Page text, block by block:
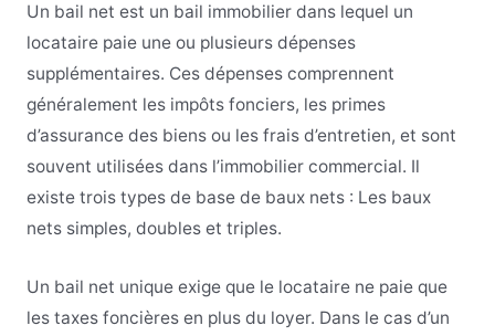
Un bail net est un bail immobilier dans lequel un
locataire paie une ou plusieurs dépenses
supplémentaires. Ces dépenses comprennent
généralement les impôts fonciers, les primes
d’assurance des biens ou les frais d’entretien, et sont
souvent utilisées dans l’immobilier commercial. Il
existe trois types de base de baux nets : Les baux
nets simples, doubles et triples.
Un bail net unique exige que le locataire ne paie que
les taxes foncières en plus du loyer. Dans le cas d’un